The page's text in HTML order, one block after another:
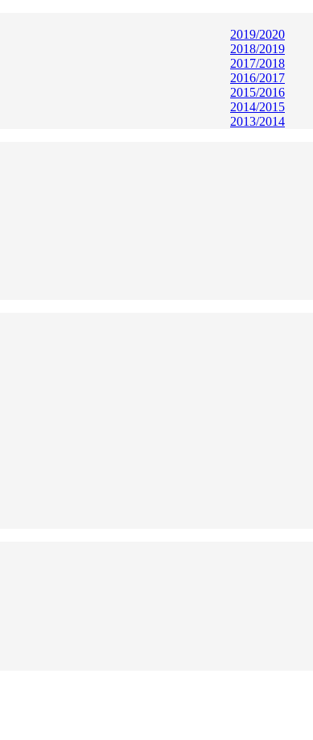
2019/2020
2018/2019
2017/2018
2016/2017
2015/2016
2014/2015
2013/2014